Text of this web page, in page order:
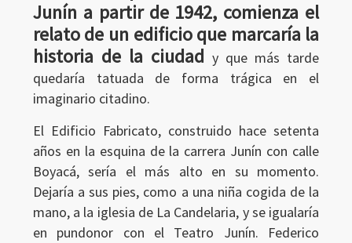
Junín a partir de 1942, comienza el
relato de un edificio que marcaría la
historia de la ciudad y que más tarde
quedaría tatuada de forma trágica en el
imaginario citadino.
El Edificio Fabricato, construido hace setenta
años en la esquina de la carrera Junín con calle
Boyacá, sería el más alto en su momento.
Dejaría a sus pies, como a una niña cogida de la
mano, a la iglesia de La Candelaria, y se igualaría
en pundonor con el Teatro Junín. Federico